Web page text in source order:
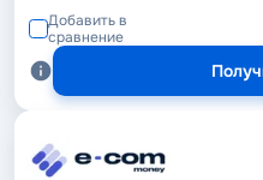
Добавить в
сравнение